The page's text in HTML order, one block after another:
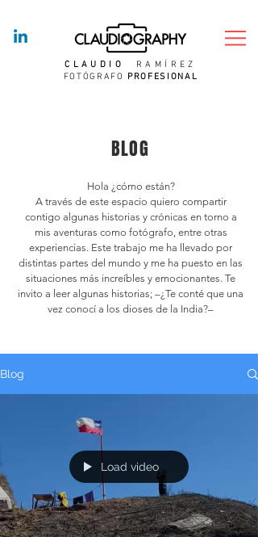
CLAUDIO
RAMÍREZ
FOTÓGRAFO PROFESIONAL
BLOG
Hola ¿cómo están?
A través de este espacio quiero compartir
contigo algunas historias y crónicas en torno a
mis aventuras como fotógrafo, entre otras
experiencias. Este trabajo me ha llevado por
distintas partes del mundo y me ha puesto en las
situaciones más increíbles y emocionantes. Te
invito a leer algunas historias; –¿Te conté que una
vez conocí a los dioses de la India?–
Blog
Load video